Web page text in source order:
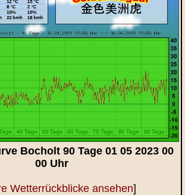
Bocholt 90 Tage 01 05 2023 00
00 Uhr
Wetterrückblicke ansehen]